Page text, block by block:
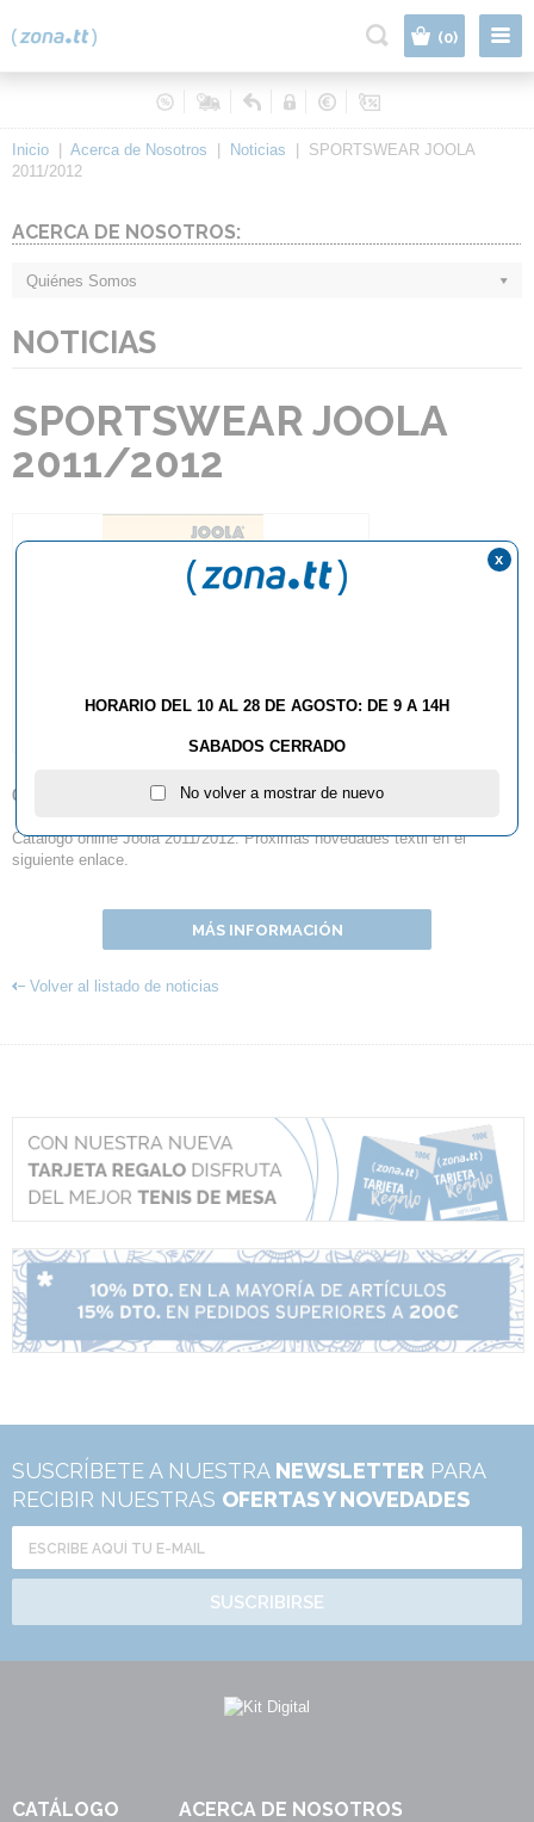
(0)
Inicio Acerca de Nosotros Noticias
SPORTSWEAR JOOLA
2011/2012
ACERCA DE NOSOTROS:
Quiénes Somos
NOTICIAS
SPORTSWEAR JOOLA
2011/2012
04.04.2011
Catálogo online Joola 2011/2012. Próximas novedades textil en el
siguiente enlace.
MÁS INFORMACIÓN
Volver al listado de noticias
SUSCRÍBETE A NUESTRA NEWSLETTER PARA
RECIBIR NUESTRAS OFERTAS Y NOVEDADES
SUSCRIBIRSE
CATÁLOGO ACERCA DE NOSOTROS
HORARIO DEL 10 AL 28 DE AGOSTO: DE 9 A 14H
SABADOS CERRADO
No volver a mostrar de nuevo
x